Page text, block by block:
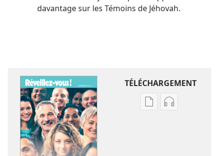
davantage sur les Témoins de Jéhovah.
TÉLÉCHARGEMENT
OptionsOptions